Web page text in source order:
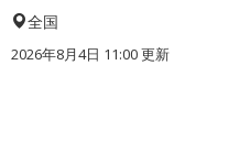
全国
2026年8月4日 11:00更新